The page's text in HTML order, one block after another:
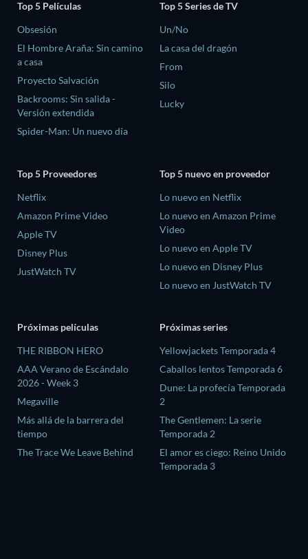
Top 5 Películas
Obsesión
El Hombre Araña: Sin camino
a casa
Proyecto Salvación
Backrooms: Sin salida -
Versión extendida
Spider-Man: Un nuevo día
Top 5 Series de TV
Un/No
La casa del dragón
From
Silo
Lucky
Top 5 Proveedores
Netflix
Amazon Prime Video
Apple TV
Disney Plus
JustWatch TV
Top 5 nuevo en proveedor
Lo nuevo en Netflix
Lo nuevo en Amazon Prime
Video
Lo nuevo en Apple TV
Lo nuevo en Disney Plus
Lo nuevo en JustWatch TV
Próximas películas
THE RIBBON HERO
AAA Verano de Escándalo
2026 - Week 3
Megaville
Más allá de la barrera del
tiempo
The Trace We Leave Behind
Próximas series
Yellowjackets Temporada 4
Caballos lentos Temporada 6
Dune: La profecía Temporada
2
The Gentlemen: La serie
Temporada 2
El amor es ciego: Reino Unido
Temporada 3